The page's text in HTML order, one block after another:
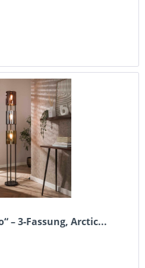
– 3‑Fassung, Arctic...